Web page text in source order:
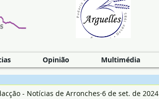
Opinião Multimédia
- Notícias de Arronches 6 de set. de 2024